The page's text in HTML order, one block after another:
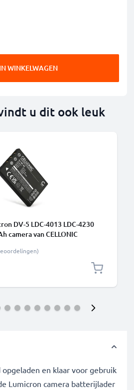
IN WINKELWAGEN
u dit ook leuk
DV-5 LDC-4013 LDC-4230
camera van CELLONIC
en klaar voor gebruik
Lumicron camera batterijlader